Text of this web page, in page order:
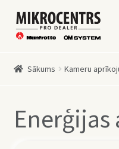
Skip
to
Skip
to
Sākums Kameru
Enerģijas